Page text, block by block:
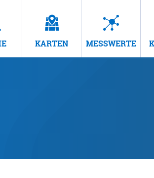
KARTEN MESSWERTE